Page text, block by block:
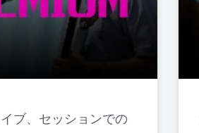
ブ、セッションでの